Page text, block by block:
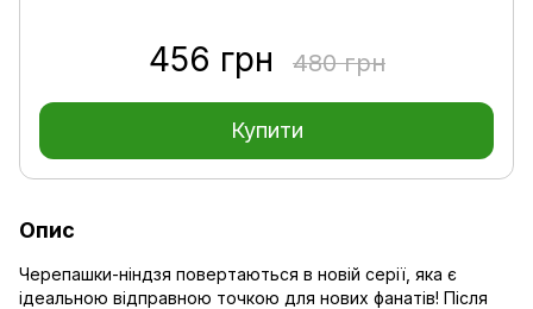
456 грн 480 грн
Купити
Опис
Черепашки-ніндзя повертаються в новій серії, яка є
ідеальною відправною точкою для нових фанатів! Після